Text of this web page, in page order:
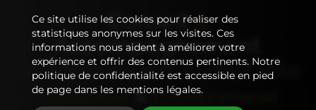
Conseil&
Accompagnement
de votreexpert-comptable
Immobilier&Entreprenariat
Ce site utilise les cookies pour réaliser des
statistiques anonymes sur les visites. Ces
informations nous aident à améliorer votre
expérience et offrir des contenus pertinents. Notre
politique de confidentialité est accessible en pied
de page dans les mentions légales.